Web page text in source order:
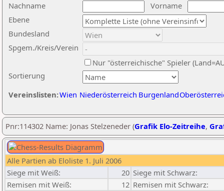
Nachname
Vorname
Ebene
Sortierung
Bundesland
Spgem./Kreis/Verein
Nur "österreichische" Spieler
Vereinslisten:Wien Niederösterreich Burgenland
Pnr:114302 Name: Jonas Stelzeneder (Grafik Elo-Zeitreihe,
Alle Partien ab Eloliste 1. Juli 2006
Siege mit Weiß:
20 Siege mit Schwarz:
Remisen mit Weiß:
12 Remisen mit Schwarz: